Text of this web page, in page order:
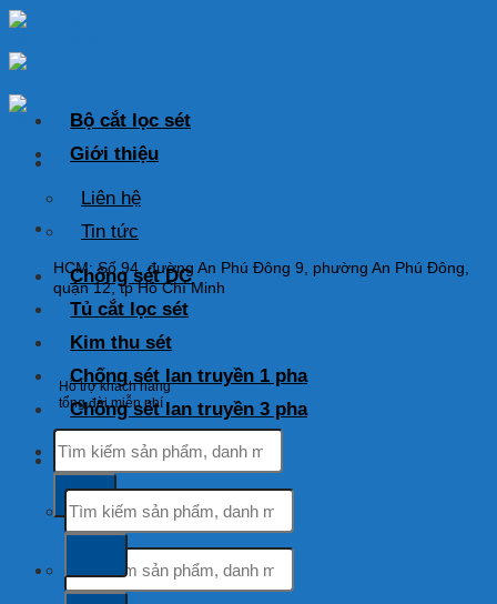
Skip
content
HOTLINE: 0925 038 097
HCM: Số 94, đường An Phú Đông 9, phường An Phú Đông,
quận 12, tp Hồ Chí Minh
Hỗ trợ khách hàng
tổng đài miễn phí
Tìm
kiếm:
kiếm:
Bộ cắt lọc sét
Giới thiệu
Liên hệ
Tin tức
Chống sét DC
Tủ cắt lọc sét
Kim thu sét
Chống sét lan truyền 1 pha
Chống sét lan truyền 3 pha
Tìm
kiếm: